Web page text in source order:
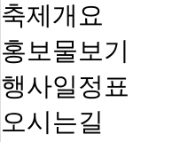
축제개요
홍보물보기
행사일정표
오시는길